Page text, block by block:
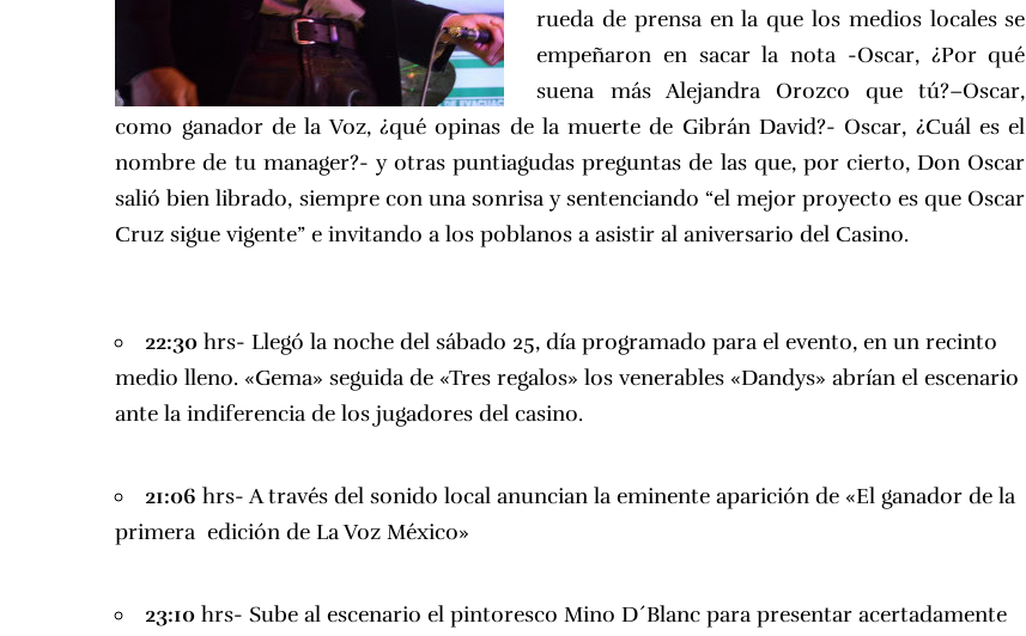
rueda de prensa en la que los medios locales se
empeñaron en sacar la nota -Oscar, ¿Por qué
suena más Alejandra Orozco que tú?–Oscar,
como ganador de la Voz, ¿qué opinas de la muerte de Gibrán David?- Oscar, ¿Cuál es el
nombre de tu manager?- y otras puntiagudas preguntas de las que, por cierto, Don Oscar
salió bien librado, siempre con una sonrisa y sentenciando “el mejor proyecto es que Oscar
Cruz sigue vigente” e invitando a los poblanos a asistir al aniversario del Casino.
22:30 hrs- Llegó la noche del sábado 25, día programado para el evento, en un recinto
medio lleno. «Gema» seguida de «Tres regalos» los venerables «Dandys» abrían el escenario
ante la indiferencia de los jugadores del casino.
21:06 hrs- A través del sonido local anuncian la eminente aparición de «El ganador de la
primera edición de La Voz México»
23:10 hrs- Sube al escenario el pintorescoMino D´Blanc para presentar acertadamente